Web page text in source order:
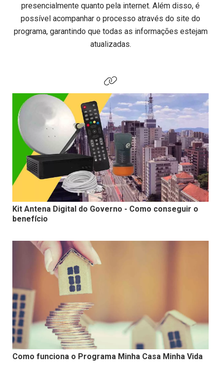
presencialmente quanto pela internet. Além disso, é
possível acompanhar o processo através do site do
programa, garantindo que todas as informações estejam
atualizadas.
Kit Antena Digital do Governo - Como conseguir o
benefício
Como funciona o Programa Minha Casa Minha Vida